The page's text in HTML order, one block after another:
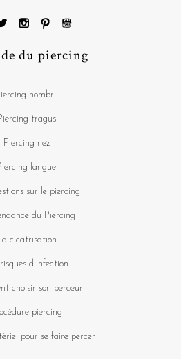
du piercing
nombril
tragus
Piercing nez
langue
sur le piercing
du Piercing
cicatrisation
d'infection
choisir son perceur
piercing
pour se faire percer